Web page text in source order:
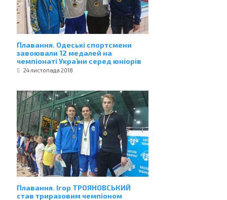
Плавання. Одеські спортсмени
завоювали 12 медалей на
чемпіонаті України серед юніорів
24 листопада 2018
Плавання. Ігор ТРОЯНОВСЬКИЙ
став триразовим чемпіоном